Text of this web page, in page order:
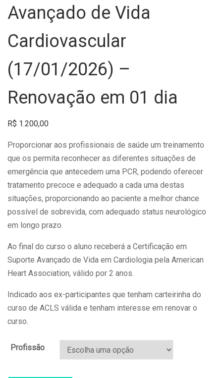
Avançado de Vida
Cardiovascular
(17/01/2026) –
Renovação em 01 dia
R$ 1.200,00
Proporcionar aos profissionais de saúde um treinamento
que os permita reconhecer as diferentes situações de
emergência que antecedem uma PCR, podendo oferecer
tratamento precoce e adequado a cada uma destas
situações, proporcionando ao paciente a melhor chance
possível de sobrevida, com adequado status neurológico
em longo prazo.
Ao final do curso o aluno receberá a Certificação em
Suporte Avançado de Vida em Cardiologia pela American
Heart Association, válido por 2 anos.
Indicado aos ex-participantes que tenham carteirinha do
curso de ACLS válida e tenham interesse em renovar o
curso.
Profissão